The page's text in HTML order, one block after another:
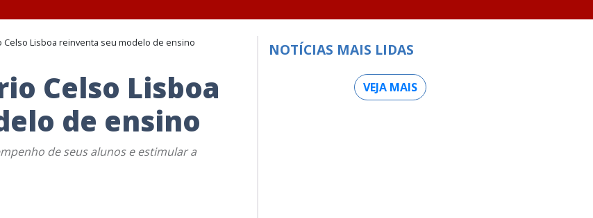
Celso Lisboa reinventa seu modelo de ensino
Celso Lisboa
de ensino
de seus alunos e estimular a
NOTÍCIAS MAIS LIDAS
VEJA MAIS